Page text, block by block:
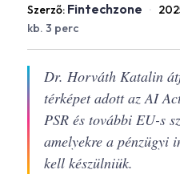
Szerző: Fintechzone ·
kb. 3 perc
Dr. Horváth Katalin
térképet adott az AI
PSR és további EU-s
amelyekre a pénzügyi
kell készülniük.